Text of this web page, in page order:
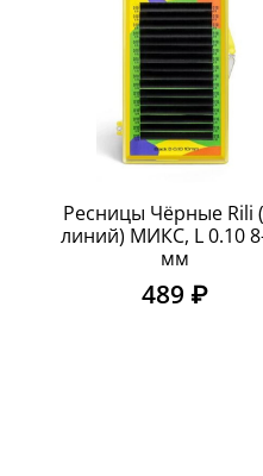
Ресницы Чёрные Rili
линий) МИКС, L 0.10
мм
489 ₽